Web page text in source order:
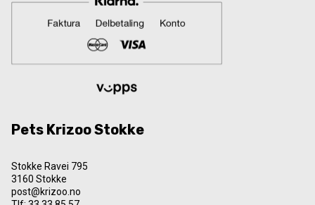
Pets Krizoo Stokke
Stokke Ravei 795
3160 Stokke
post@krizoo.no